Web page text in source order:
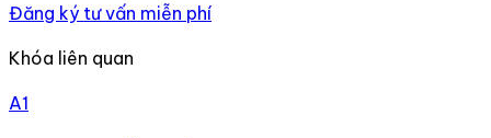
Đăng ký tư vấn miễn phí
Khóa liên quan
A1